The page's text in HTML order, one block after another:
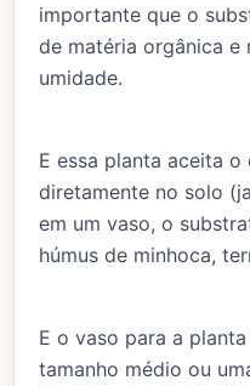
importante que o
de matéria orgânica e
umidade.
E essa planta aceita
diretamente no solo
em um vaso, o
húmus de minhoca,
E o vaso para a
tamanho médio ou